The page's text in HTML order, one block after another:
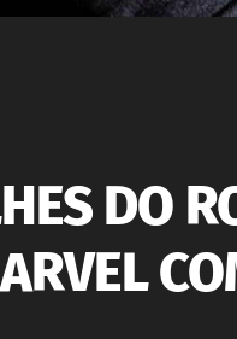
DO